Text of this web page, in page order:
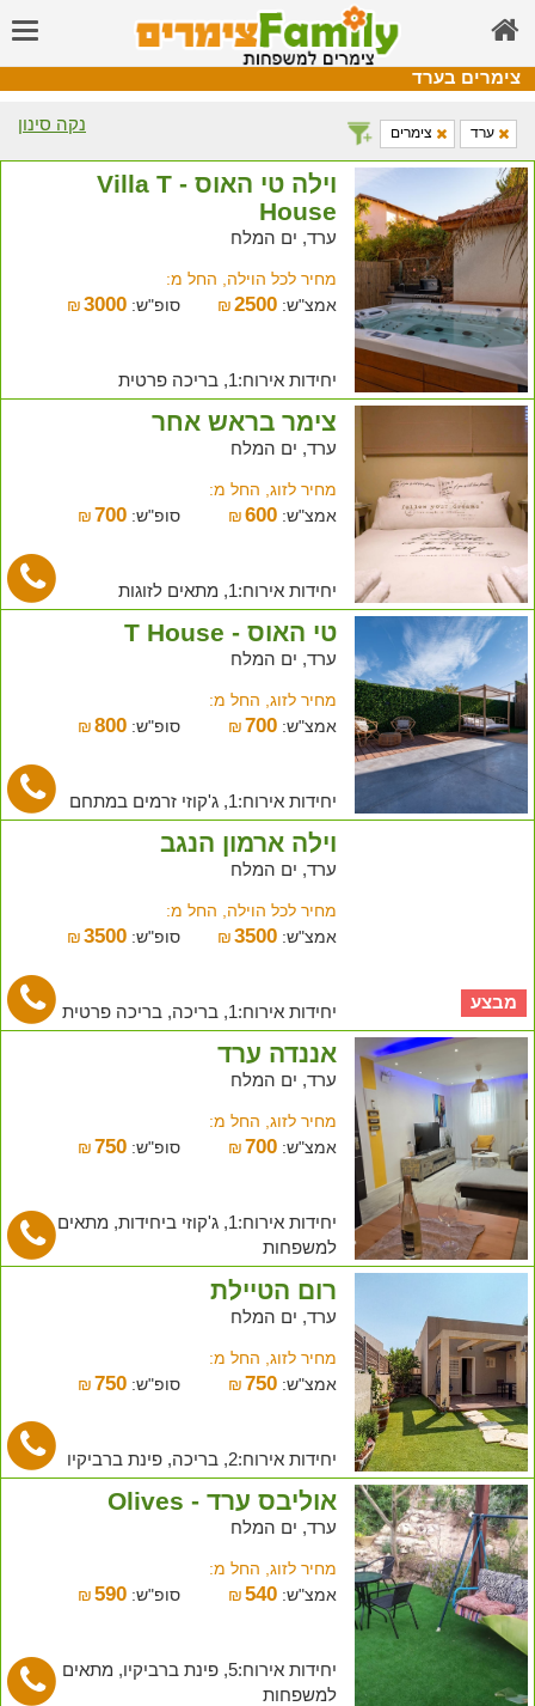
צימרים בערד
נקה סינון ערד צימרים
וילה טי האוס - Villa T
House
ערד, ים המלח
מחיר לכל הוילה, החל מ:
אמצ"ש:
₪2500 סופ"ש: ₪ 3000
יחידות אירוח:1, בריכה פרטית
צימר בראש אחר
ערד, ים המלח
מחיר לזוג, החל מ:
אמצ"ש:
₪600 סופ"ש: ₪ 700
יחידות אירוח:1, מתאים לזוגות
טי האוס - T House
ערד, ים המלח
מחיר לזוג, החל מ:
אמצ"ש:
₪700 סופ"ש: ₪ 800
יחידות אירוח:1, ג'קוזי זרמים במתחם
מבצע
וילה ארמון הנגב
ערד, ים המלח
מחיר לכל הוילה, החל מ:
אמצ"ש:
₪3500 סופ"ש: ₪ 3500
יחידות אירוח:1, בריכה, בריכה פרטית
אננדה ערד
ערד, ים המלח
מחיר לזוג, החל מ:
אמצ"ש:
₪700 סופ"ש: ₪ 750
יחידות אירוח:1, ג'קוזי ביחידות, מתאים
למשפחות
רום הטיילת
ערד, ים המלח
מחיר לזוג, החל מ:
אמצ"ש:
₪750 סופ"ש: ₪ 750
יחידות אירוח:2, בריכה, פינת ברביקיו
אוליבס ערד - Olives
ערד, ים המלח
מחיר לזוג, החל מ:
אמצ"ש:
₪540 סופ"ש: ₪ 590
יחידות אירוח:5, פינת ברביקיו, מתאים
למשפחות